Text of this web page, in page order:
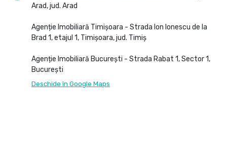
Arad, jud. Arad
Agenție Imobiliară Timișoara - Strada Ion Ionescu de la
Brad 1, etajul 1, Timișoara, jud. Timiș
Agenție Imobiliară București - Strada Rabat 1, Sector 1,
București
Deschide în Google Maps